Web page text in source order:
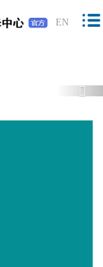
,免费橙子视
EN